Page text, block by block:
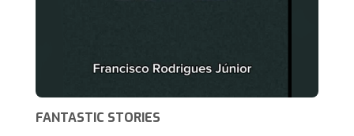
FANTASTIC STORIES